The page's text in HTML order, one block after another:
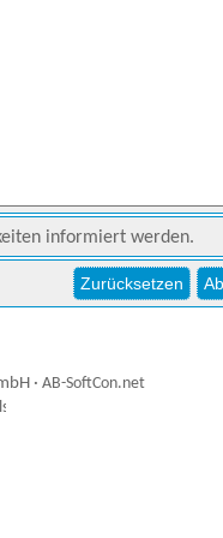
informiert werden.
· AB-SoftCon.net